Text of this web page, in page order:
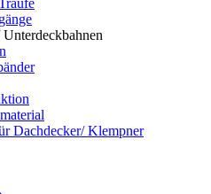
Dachdecker/ Klempner